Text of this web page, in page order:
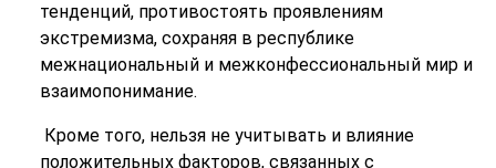
тенденций, противостоять проявлениям
экстремизма, сохраняя в республике
межнациональный и межконфессиональный мир и
взаимопонимание.
Кроме того, нельзя не учитывать и влияние
положительных факторов, связанных с